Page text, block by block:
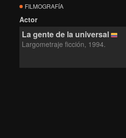
FILMOGRAFÍA
Actor
La gente de la universal
Largometraje ficción, 1994.